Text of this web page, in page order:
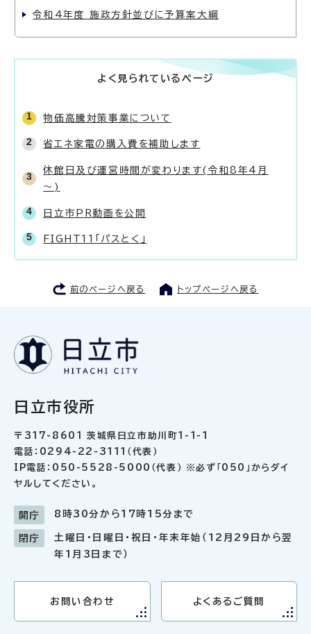
令和4年度 施政方針並びに予算案大綱
よく見られているページ
物価高騰対策事業について
省エネ家電の購入費を補助します
休館日及び運営時間が変わります(令和8年4月
～)
日立市PR動画を公開
FIGHT11「パスとく」
前のページへ戻る トップページへ戻る
日立市役所
〒317-8601 茨城県日立市助川町1-1-1
電話：0294-22-3111（代表）
IP電話：050-5528-5000（代表） ※必ず「050」からダイ
ヤルしてください。
開庁 8時30分から17時15分まで
閉庁
土曜日・日曜日・祝日・年末年始（12月29日から翌
年1月3日まで）
お問い合わせ よくあるご質問